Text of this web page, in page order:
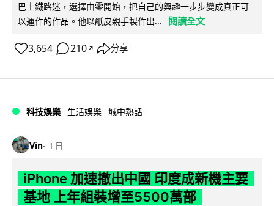
巴士鐵路迷，選擇由零開始，把自己的興趣一步步變成真正可
以運作的作品。他以紙皮親手製作出...
閱讀全文
3,654 210 ↗ 分享
科技娛樂 生活娛樂 城中熱話
Vin 1 日
iPhone 加速撤出中國 印度成新機主要
基地 上年組裝增至5500萬部